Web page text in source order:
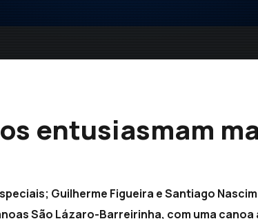
entusiasmam
Guilherme Figueira e Santiago
São Lázaro-Barreirinha, com uma canoa